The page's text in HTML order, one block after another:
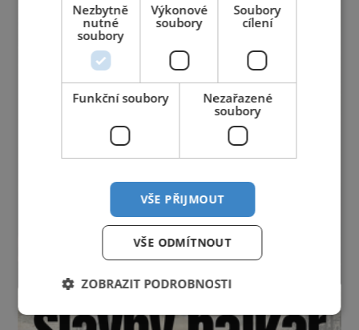
Nezbytně
nutné
soubory
Výkonové
soubory
Soubory
cílení
Funkční soubory
Nezařazené
soubory
VŠE PŘIJMOUT
VŠE ODMÍTNOUT
ZOBRAZIT PODROBNOSTI